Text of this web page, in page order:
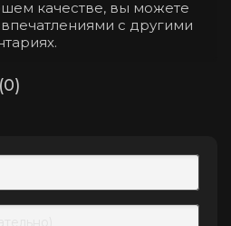
качестве, вы можете
с другими